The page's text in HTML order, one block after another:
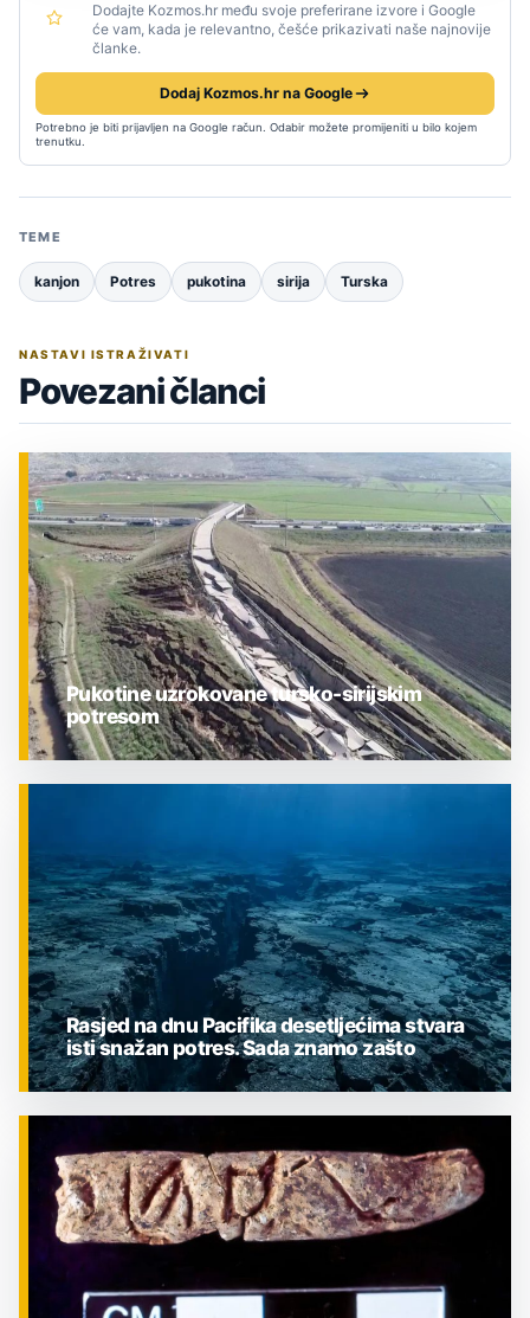
Dodajte Kozmos.hr među svoje preferirane izvore i Google
će vam, kada je relevantno, češće prikazivati naše najnovije
članke.
Dodaj Kozmos.hr na Google
Potrebno je biti prijavljen na Google račun. Odabir možete promijeniti u bilo kojem
trenutku.
TEME
kanjon Potres pukotina sirija Turska
NASTAVI ISTRAŽIVATI
Povezani članci
Pukotine uzrokovane tursko-sirijskim
potresom
ZNANOST
Rasjed na dnu Pacifika desetljećima stvara
isti snažan potres. Sada znamo zašto